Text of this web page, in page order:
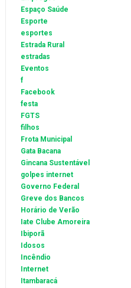
Espaço Saúde
Esporte
esportes
Estrada Rural
estradas
Eventos
f
Facebook
festa
FGTS
filhos
Frota Municipal
Gata Bacana
Gincana Sustentável
golpes internet
Governo Federal
Greve dos Bancos
Horário de Verão
Iate Clube Amoreira
Ibiporã
Idosos
Incêndio
Internet
Itambaracá